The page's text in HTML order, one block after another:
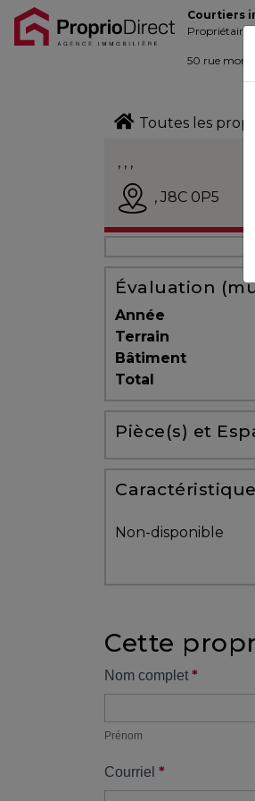
Blogue
COURTIERS
VENDRE
Courtiers
Propriétaires
50 rue
Toutes les
Vendu
, , ,
, J8C 0P5
Évaluation
Année
Terrain
Bâtiment
Total
Pièce(s) et
Non-disponible
Cette
Formulaire
Nom complet *
Prénom
Courriel *